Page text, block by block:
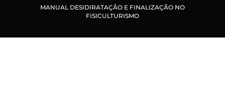
MANUAL DESIDIRATAÇÃO E FINALIZAÇÃO NO
FISICULTURISMO